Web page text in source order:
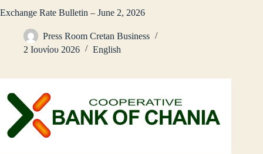
Exchange Rate Bulletin – June 2, 2026
Press Room Cretan Business
2 Ιουνίου 2026
English